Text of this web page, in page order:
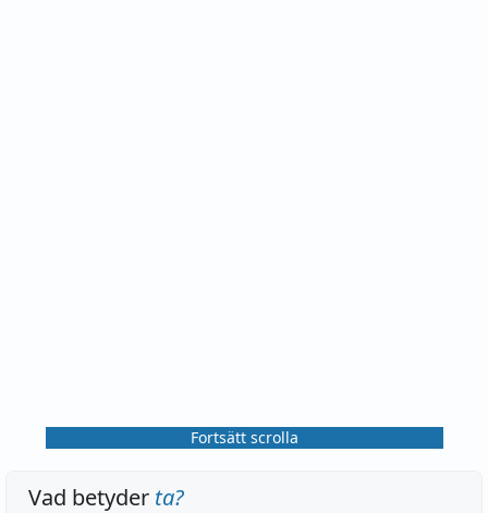
Fortsätt scrolla
Vad betyder ta?